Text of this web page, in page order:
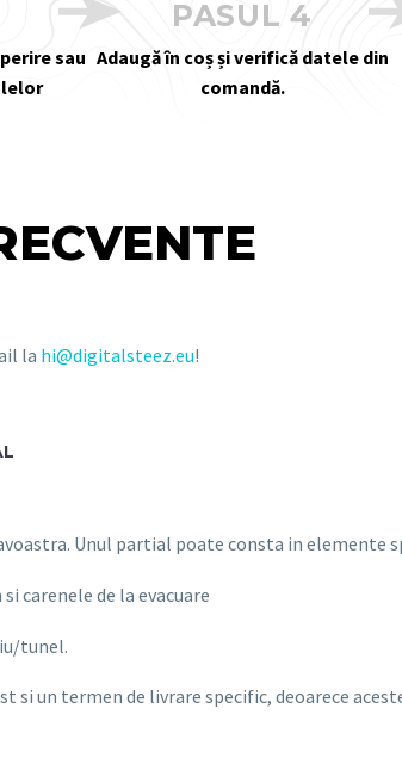
sau
PASUL 4
Adaugă în coș și verifică datele din
comandă.
la hi@digitalsteez.eu!
Unul partial poate consta in elemente
carenele de la evacuare
tunel.
si un termen de livrare specific, deoarece